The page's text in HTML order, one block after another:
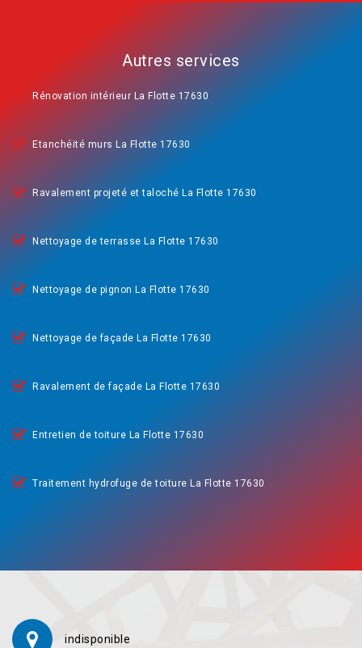
Autres services
Rénovation intérieur La Flotte 17630
Etanchéité murs La Flotte 17630
Ravalement projeté et taloché La Flotte 17630
Nettoyage de terrasse La Flotte 17630
Nettoyage de pignon La Flotte 17630
Nettoyage de façade La Flotte 17630
Ravalement de façade La Flotte 17630
Entretien de toiture La Flotte 17630
Traitement hydrofuge de toiture La Flotte 17630
indisponible